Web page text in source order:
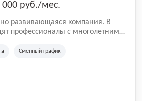
000 руб./мес.
развивающаяся компания. В
профессионалы с многолетним
а накопленный опыт позволяют
Сменный график